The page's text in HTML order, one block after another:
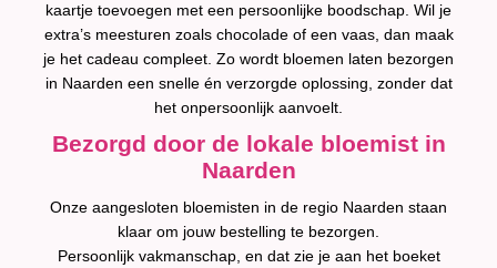
kaartje toevoegen met een persoonlijke boodschap. Wil je
extra’s meesturen zoals chocolade of een vaas, dan maak
je het cadeau compleet. Zo wordt bloemen laten bezorgen
in Naarden een snelle én verzorgde oplossing, zonder dat
het onpersoonlijk aanvoelt.
Bezorgd door de lokale bloemist in
Naarden
Onze aangesloten bloemisten in de regio Naarden staan
klaar om jouw bestelling te bezorgen.
Persoonlijk vakmanschap, en dat zie je aan het boeket